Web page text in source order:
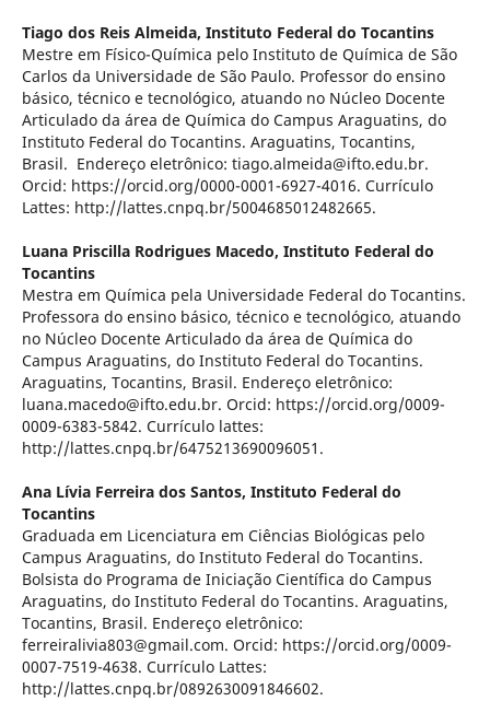
Tiago dos Reis Almeida, Instituto Federal do Tocantins
Mestre em Físico-Química pelo Instituto de Química de São
Carlos da Universidade de São Paulo. Professor do ensino
básico, técnico e tecnológico, atuando no Núcleo Docente
Articulado da área de Química do Campus Araguatins, do
Instituto Federal do Tocantins. Araguatins, Tocantins,
Brasil. Endereço eletrônico: tiago.almeida@ifto.edu.br.
Orcid: https://orcid.org/0000-0001-6927-4016. Currículo
Lattes: http://lattes.cnpq.br/5004685012482665.
Luana Priscilla Rodrigues Macedo, Instituto Federal do
Tocantins
Mestra em Química pela Universidade Federal do Tocantins.
Professora do ensino básico, técnico e tecnológico, atuando
no Núcleo Docente Articulado da área de Química do
Campus Araguatins, do Instituto Federal do Tocantins.
Araguatins, Tocantins, Brasil. Endereço eletrônico:
luana.macedo@ifto.edu.br. Orcid: https://orcid.org/0009-
0009-6383-5842. Currículo lattes:
http://lattes.cnpq.br/6475213690096051.
Ana Lívia Ferreira dos Santos, Instituto Federal do
Tocantins
Graduada em Licenciatura em Ciências Biológicas pelo
Campus Araguatins, do Instituto Federal do Tocantins.
Bolsista do Programa de Iniciação Científica do Campus
Araguatins, do Instituto Federal do Tocantins. Araguatins,
Tocantins, Brasil. Endereço eletrônico:
ferreiralivia803@gmail.com. Orcid: https://orcid.org/0009-
0007-7519-4638. Currículo Lattes:
http://lattes.cnpq.br/0892630091846602.